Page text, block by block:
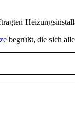
begrüßt, die sich